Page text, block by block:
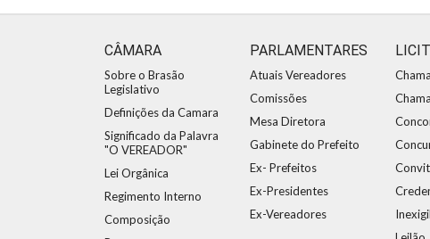
CÂMARA
Sobre o Brasão
Legislativo
Definições da Camara
Significado da Palavra
"O VEREADOR"
Lei Orgânica
Regimento Interno
Composição
PARLAMENTARES
Atuais Vereadores
Comissões
Mesa Diretora
Gabinete do Prefeito
Ex- Prefeitos
Ex-Presidentes
Ex-Vereadores